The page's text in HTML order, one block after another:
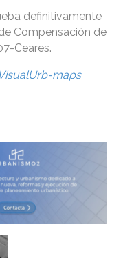
definitivamente
Compensación de
Ceares.
VisualUrb-maps